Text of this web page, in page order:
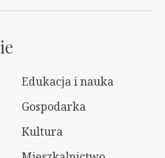
Edukacja i nauka
Gospodarka
Kultura